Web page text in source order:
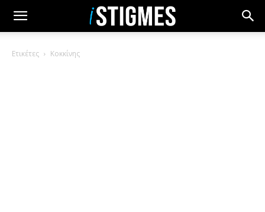
Ετικέτες Κοκκίνης